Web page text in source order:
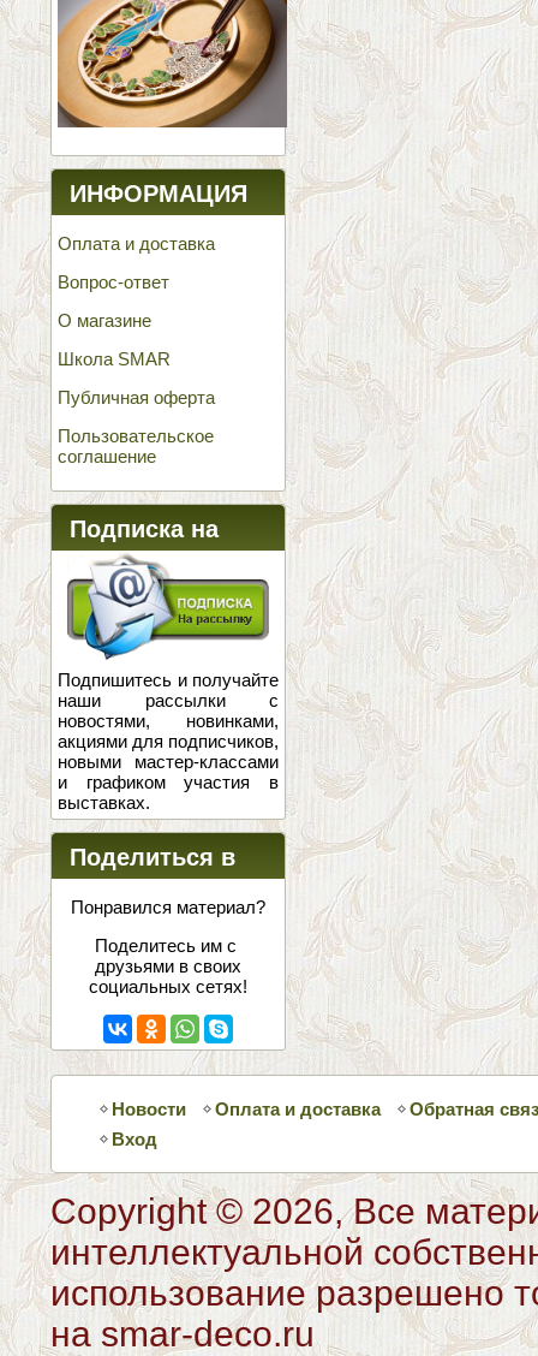
ИНФОРМАЦИЯ
Оплата и доставка
Вопрос-ответ
О магазине
Школа SMAR
Публичная оферта
Пользовательское
соглашение
Подписка на
новости
Подпишитесь и получайте
наши рассылки с
новостями, новинками,
акциями для подписчиков,
новыми мастер-классами
и графиком участия в
выставках.
Поделиться в
соцсетях
Понравился материал?
Поделитесь им с
друзьями в своих
социальных сетях!
Новости Оплата и доставка
Обратная
Вход
Copyright © 2026, Все
интеллектуальной
использование разрешено
на smar-deco.ru